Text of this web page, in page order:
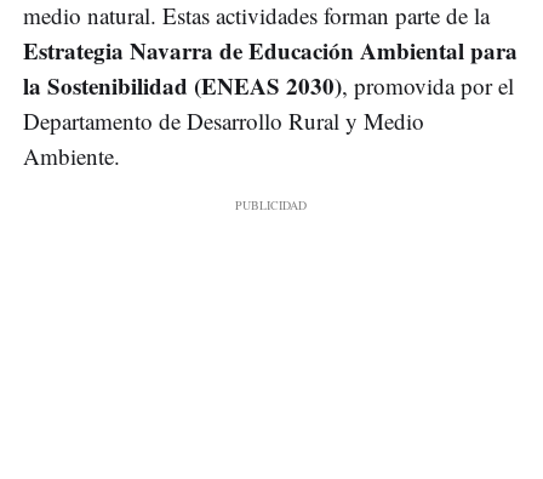
medio natural. Estas actividades forman parte de la
Estrategia Navarra de Educación Ambiental para
la Sostenibilidad (ENEAS 2030), promovida por el
Departamento de Desarrollo Rural y Medio
Ambiente.